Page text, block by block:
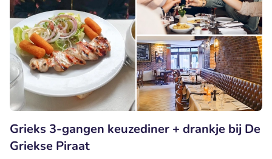
Grieks 3-gangen keuzediner + drankje bij De
Griekse Piraat